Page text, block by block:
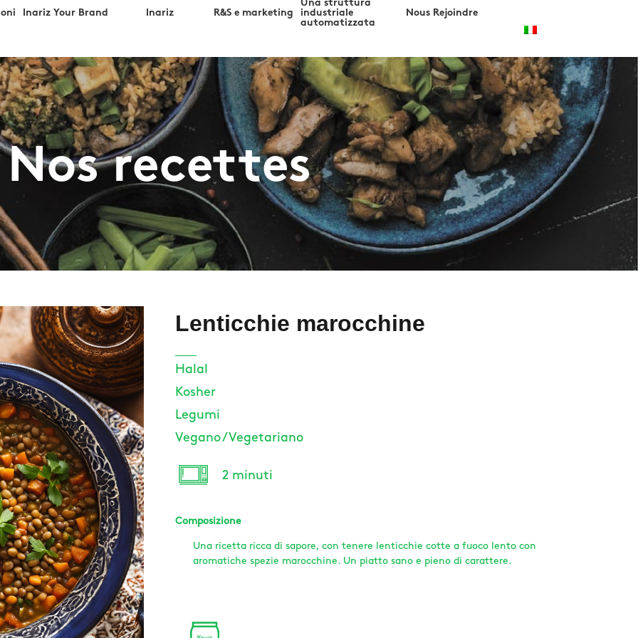
Inariz Your Brand Inariz R&S e marketing
Una struttura
industriale
automatizzata
Nous Rejoindre
Nos recettes
Lenticchie marocchine
Halal
Kosher
Legumi
Vegano / Vegetariano
2 minuti
Composizione
Una ricetta ricca di sapore, con tenere lenticchie cotte a fuoco lento con
aromatiche spezie marocchine. Un piatto sano e pieno di carattere.